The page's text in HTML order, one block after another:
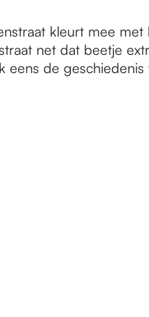
kleurt mee
net dat beetje
eens de